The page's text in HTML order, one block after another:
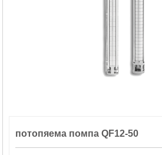
STAINLESS STELL PIPES AND PRESS
КОМПОНЕНТИ ЗА ОМЕКОТИТЕЛНИ
потопяема помпа QF12-50